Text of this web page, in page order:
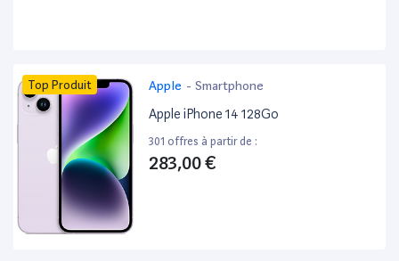
Top Produit Apple - Smartphone
Apple iPhone 14 128Go
301 offres à partir de :
283,00 €